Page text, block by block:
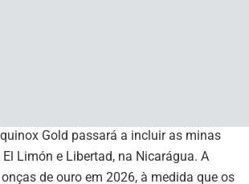
simplifica o portfólio e libera capital
concentrar nossos investimentos em
Newfoundland e Labrador, e Castle
mais robustas e retornos
Gold passará a incluir as minas
Limón e Libertad, na Nicarágua. A
de ouro em 2026, à medida que os